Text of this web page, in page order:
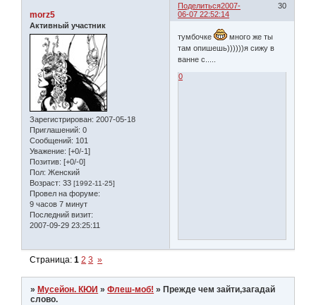
Поделиться 30
2007-
06-07 22:52:14
morz5
Активный участник
Зарегистрирован: 2007-05-18
Приглашений: 0
Сообщений: 101
Уважение: [+0/-1]
Позитив: [+0/-0]
Пол: Женский
Возраст: 33 [1992-11-25]
Провел на форуме:
9 часов 7 минут
Последний визит:
2007-09-29 23:25:11
тумбочке
много же ты
там опишешь))))))я сижу в
ванне с.....
0
Страница:1 2 3 »
»Мусейон. КЮИ »Флеш-моб! »Прежде чем зайти,загадай
слово.